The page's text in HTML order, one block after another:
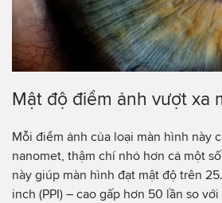
Mật độ điểm ảnh vượt xa
Mỗi điểm ảnh của loại màn hình này
nanomet, thậm chí nhỏ hơn cả một
này giúp màn hình đạt mật độ trên
inch (PPI) – cao gấp hơn 50 lần so